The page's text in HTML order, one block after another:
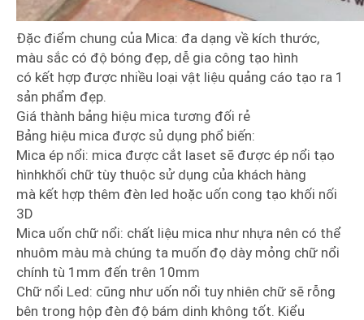
Đặc điểm chung của Mica: đa dạng về kích thước,
màu sắc có độ bóng đẹp, dễ gia công tạo hình
có kết hợp được nhiều loại vật liệu quảng cáo tạo ra 1
sản phẩm đẹp.
Giá thành bảng hiệu mica tương đối rẻ
Bảng hiệu mica được sủ dụng phổ biến:
Mica ép nổi: mica được cắt laset sẽ được ép nổi tạo
hìnhkhối chữ tùy thuộc sử dụng của khách hàng
mà kết hợp thêm đèn led hoặc uốn cong tạo khối nối
3D
Mica uốn chữ nổi: chất liệu mica như nhựa nên có thể
nhuôm màu mà chúng ta muốn đọ dày mỏng chữ nổi
chính tù 1mm đến trên 10mm
Chữ nổi Led: cũng như uốn nổi tuy nhiên chữ sẽ rỗng
bên trong hộp đèn độ bám dinh không tốt. Kiểu